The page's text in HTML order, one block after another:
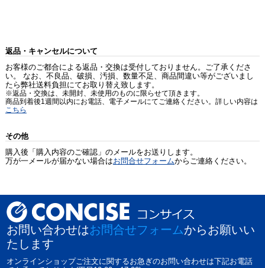
返品・キャンセルについて
お客様のご都合による返品・交換は受付しておりません。ご了承くださ
い。 なお、不良品、破損、汚損、数量不足、商品間違い等がございまし
たら弊社送料負担にてお取り替え致します。
※返品・交換は、未開封、未使用のものに限らせて頂きます。
商品到着後1週間以内にお電話、電子メールにてご連絡ください。詳しい内容は
こちら
その他
購入後「購入内容のご確認」のメールをお送りします。
万が一メールが届かない場合はお問合せフォームからご連絡ください。
お問い合わせはお問合せフォームからお願いい
たします
オンラインショップご注文に関するお急ぎのお問い合わせは下記お電話